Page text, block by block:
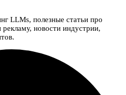
LLMs, полезные статьи про
рекламу, новости индустрии,